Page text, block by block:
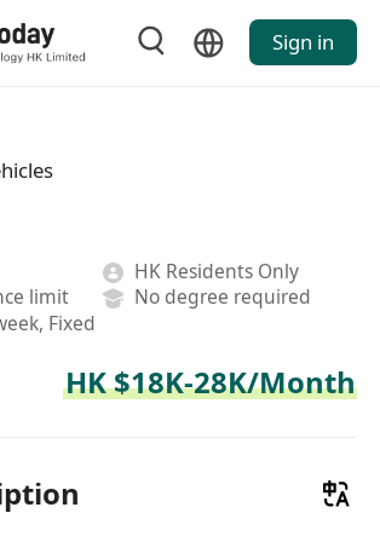
Sign in
HK Residents Only
limit
No degree required
Fixed
HK $18K-28K/Month